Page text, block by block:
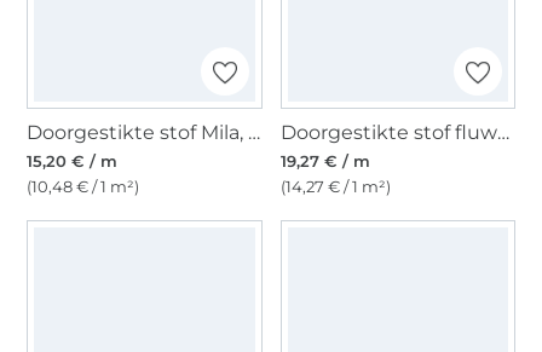
Doorgestikte stof Mila, bruin
15,20 € / m
(10,48 € / 1 m²)
Doorgestikte stof fluwelen, bruin
19,27 € / m
(14,27 € / 1 m²)